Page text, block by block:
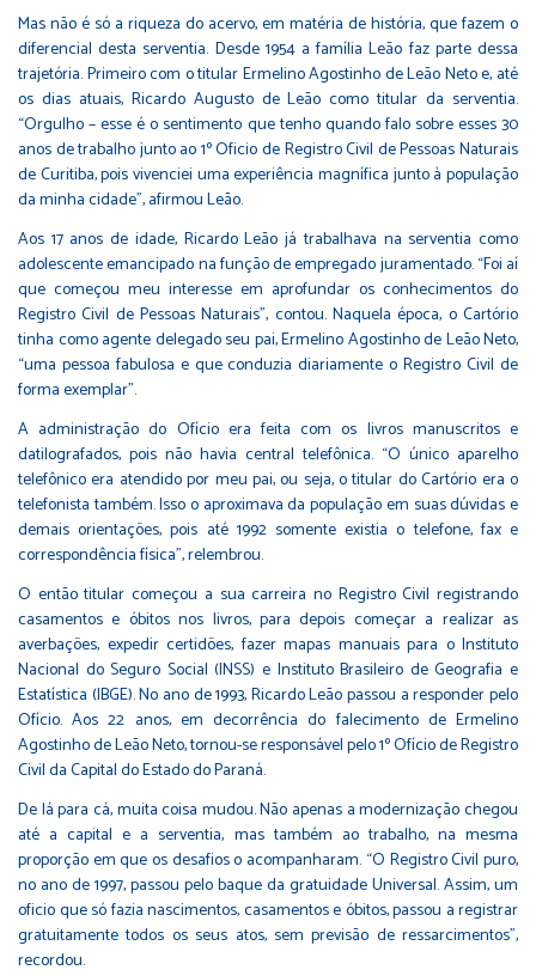
Mas não é só a riqueza do acervo, em matéria de história, que fazem o
diferencial desta serventia. Desde 1954 a família Leão faz parte dessa
trajetória. Primeiro com o titular Ermelino Agostinho de Leão Neto e, até
os dias atuais, Ricardo Augusto de Leão como titular da serventia.
“Orgulho – esse é o sentimento que tenho quando falo sobre esses 30
anos de trabalho junto ao 1º Oficio de Registro Civil de Pessoas Naturais
de Curitiba, pois vivenciei uma experiência magnífica junto à população
da minha cidade”, afirmou Leão.
Aos 17 anos de idade, Ricardo Leão já trabalhava na serventia como
adolescente emancipado na função de empregado juramentado. “Foi aí
que começou meu interesse em aprofundar os conhecimentos do
Registro Civil de Pessoas Naturais”, contou. Naquela época, o Cartório
tinha como agente delegado seu pai, Ermelino Agostinho de Leão Neto,
“uma pessoa fabulosa e que conduzia diariamente o Registro Civil de
forma exemplar”.
A administração do Ofício era feita com os livros manuscritos e
datilografados, pois não havia central telefônica. “O único aparelho
telefônico era atendido por meu pai, ou seja, o titular do Cartório era o
telefonista também. Isso o aproximava da população em suas dúvidas e
demais orientações, pois até 1992 somente existia o telefone, fax e
correspondência física”, relembrou.
O então titular começou a sua carreira no Registro Civil registrando
casamentos e óbitos nos livros, para depois começar a realizar as
averbações, expedir certidões, fazer mapas manuais para o Instituto
Nacional do Seguro Social (INSS) e Instituto Brasileiro de Geografia e
Estatística (IBGE). No ano de 1993, Ricardo Leão passou a responder pelo
Ofício. Aos 22 anos, em decorrência do falecimento de Ermelino
Agostinho de Leão Neto, tornou-se responsável pelo 1º Ofício de Registro
Civil da Capital do Estado do Paraná.
De lá para cá, muita coisa mudou. Não apenas a modernização chegou
até a capital e a serventia, mas também ao trabalho, na mesma
proporção em que os desafios o acompanharam. “O Registro Civil puro,
no ano de 1997, passou pelo baque da gratuidade Universal. Assim, um
oficio que só fazia nascimentos, casamentos e óbitos, passou a registrar
gratuitamente todos os seus atos, sem previsão de ressarcimentos”,
recordou.